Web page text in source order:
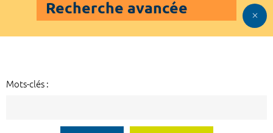
Recherche avancée
Mots-clés :